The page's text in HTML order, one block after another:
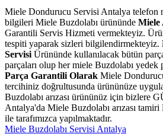
Miele Dondurucu Servisi Antalya telefon
bilgileri Miele Buzdolabı ürününde Miele
Garantili Servis Hizmeti vermekteyiz.
tespiti yaparak sizleri bilgilendirmekteyiz.
Servisi Ürününde kullanılacak bütün
parçaları olup her miele Buzdolabı yedek
Parça Garantili Olarak Miele
tercihiniz doğrultusunda ürününüze
Buzdolabı arızası ürününüz için bizlere
Antalya'da Miele Buzdolabı arızası
ile tarafımızca yapılmaktadır.
Miele Buzdolabı Servisi Antalya